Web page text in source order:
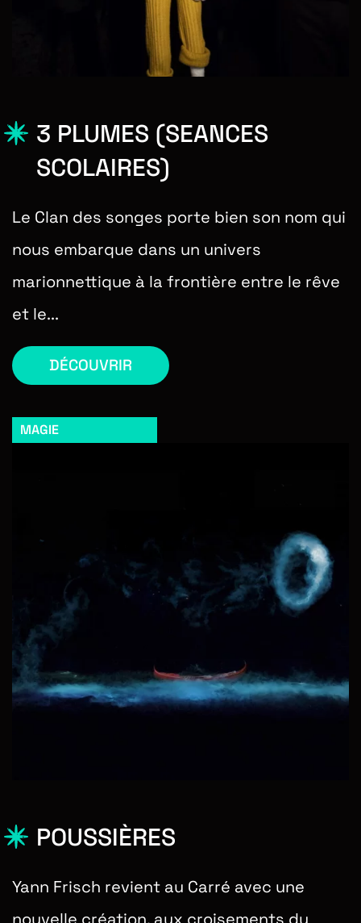
3 PLUMES (SEANCES
SCOLAIRES)
Le Clan des songes porte bien son nom qui
nous embarque dans un univers
marionnettique à la frontière entre le rêve
et le...
DÉCOUVRIR
MAGIE
POUSSIÈRES
Yann Frisch revient au Carré avec une